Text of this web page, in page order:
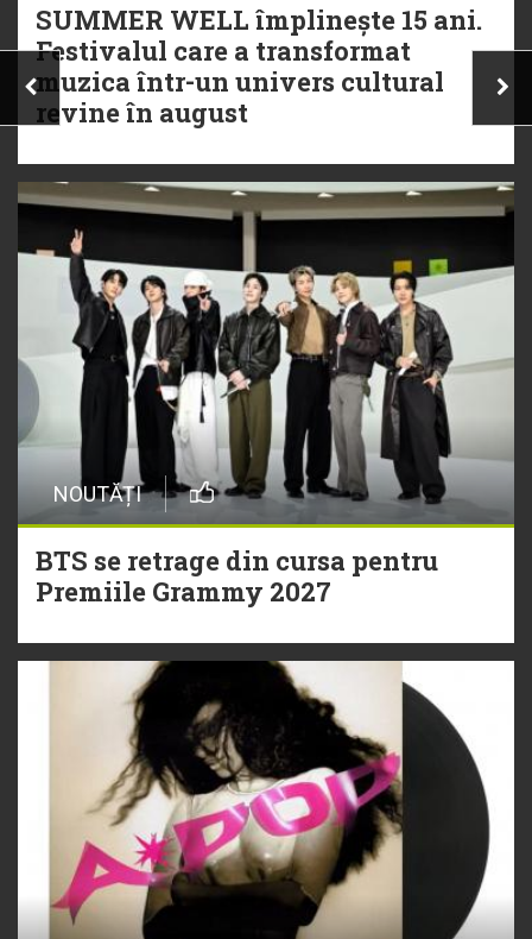
SUMMER WELL împlinește 15 ani.
Festivalul care a transformat
muzica într-un univers cultural
revine în august
NOUTĂȚI
BTS se retrage din cursa pentru
Premiile Grammy 2027